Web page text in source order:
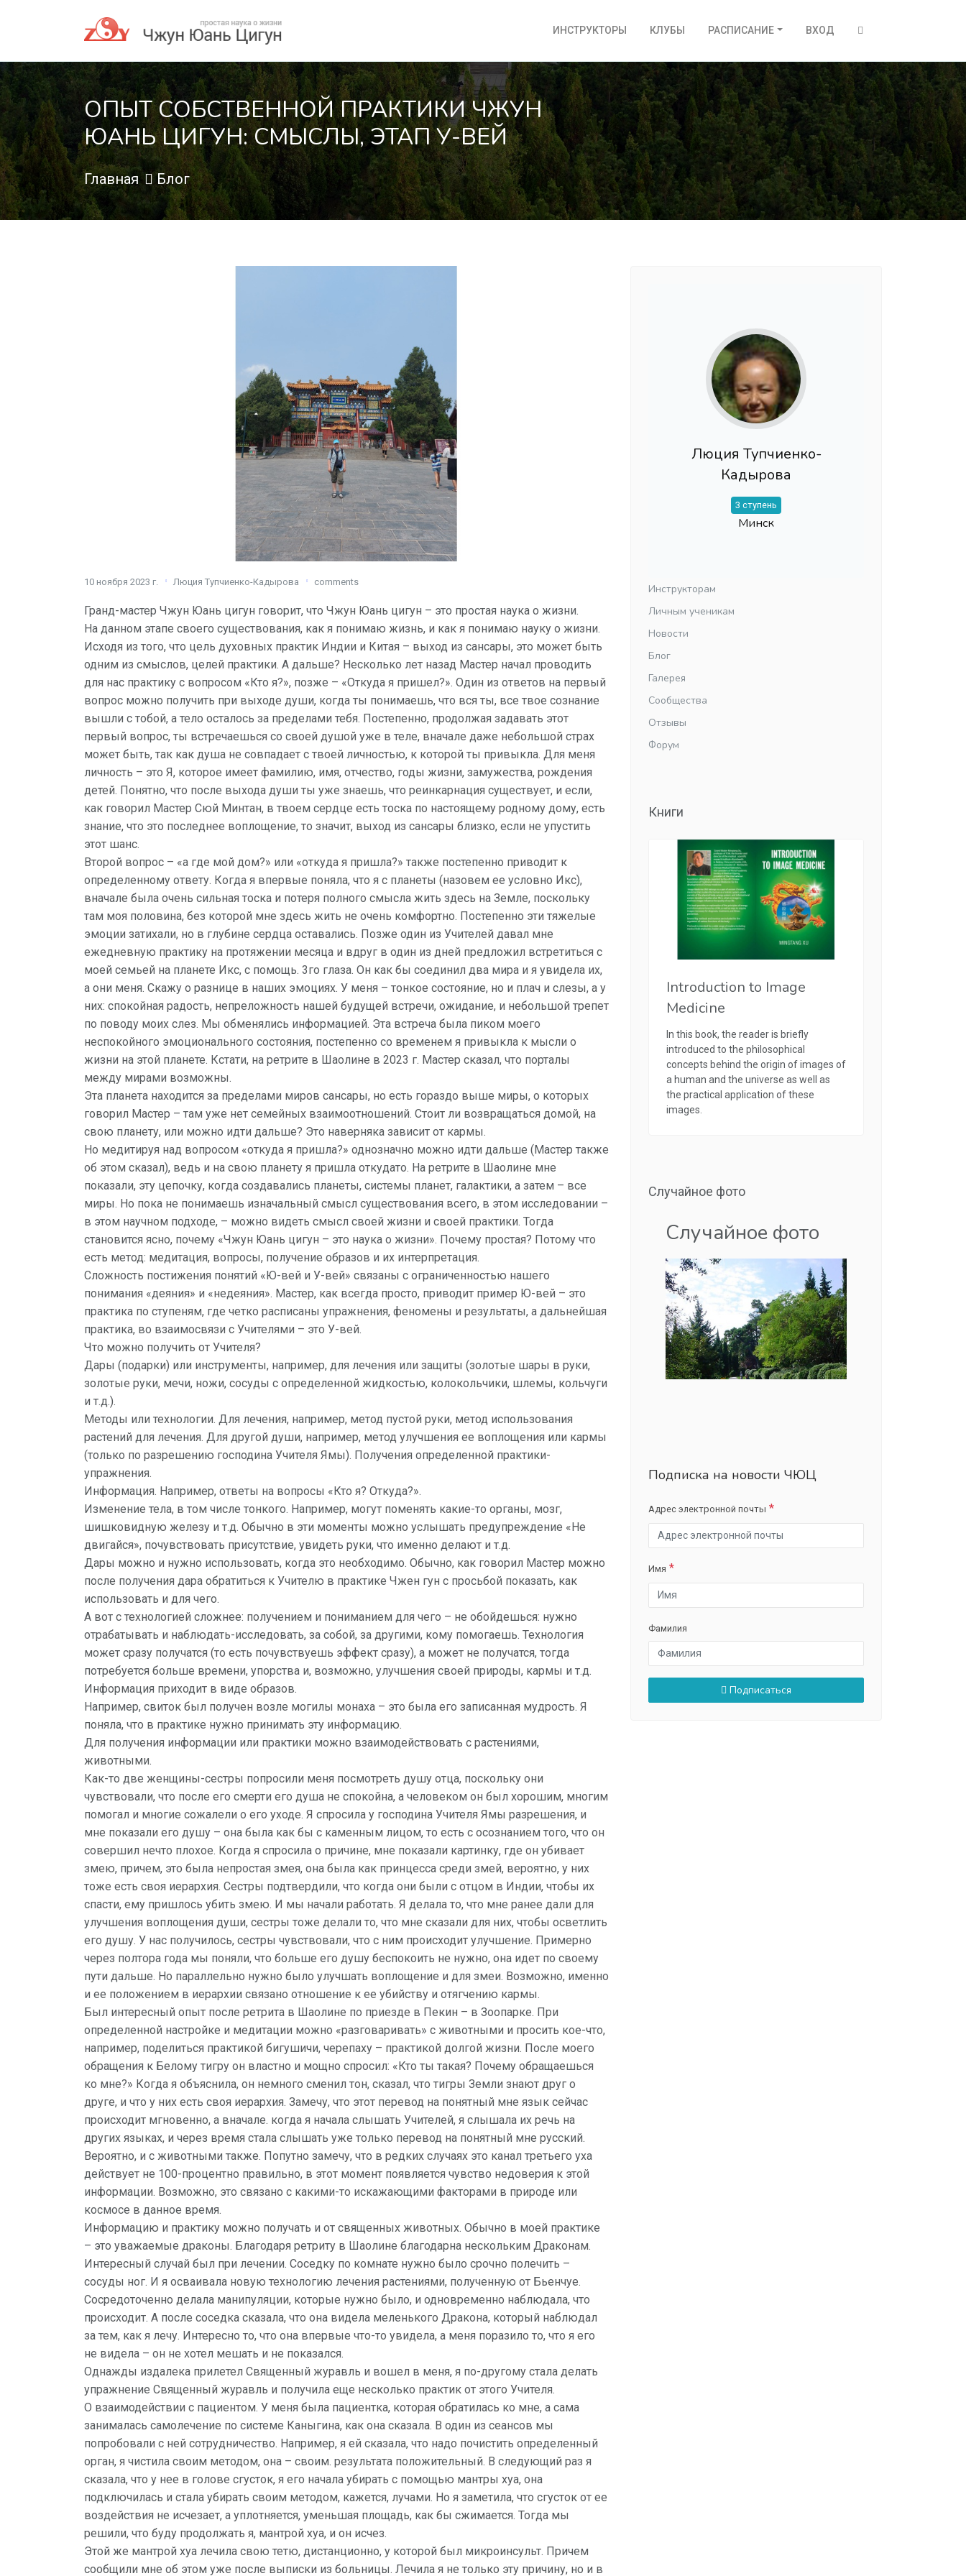
ИНСТРУКТОРЫ КЛУБЫ РАСПИСАНИЕ ВХОД
ОПЫТ СОБСТВЕННОЙ ПРАКТИКИ ЧЖУН
ЮАНЬ ЦИГУН: СМЫСЛЫ, ЭТАП У-ВЕЙ
Главная Блог
10 ноября 2023 г. Люция Тупчиенко-Кадырова comments
Гранд-мастер Чжун Юань цигун говорит, что Чжун Юань цигун – это простая наука о жизни.
На данном этапе своего существования, как я понимаю жизнь, и как я понимаю науку о жизни.
Исходя из того, что цель духовных практик Индии и Китая – выход из сансары, это может быть
одним из смыслов, целей практики. А дальше? Несколько лет назад Мастер начал проводить
для нас практику с вопросом «Кто я?», позже – «Откуда я пришел?». Один из ответов на первый
вопрос можно получить при выходе души, когда ты понимаешь, что вся ты, все твое сознание
вышли с тобой, а тело осталось за пределами тебя. Постепенно, продолжая задавать этот
первый вопрос, ты встречаешься со своей душой уже в теле, вначале даже небольшой страх
может быть, так как душа не совпадает с твоей личностью, к которой ты привыкла. Для меня
личность – это Я, которое имеет фамилию, имя, отчество, годы жизни, замужества, рождения
детей. Понятно, что после выхода души ты уже знаешь, что реинкарнация существует, и если,
как говорил Мастер Сюй Минтан, в твоем сердце есть тоска по настоящему родному дому, есть
знание, что это последнее воплощение, то значит, выход из сансары близко, если не упустить
этот шанс.
Второй вопрос – «а где мой дом?» или «откуда я пришла?» также постепенно приводит к
определенному ответу. Когда я впервые поняла, что я с планеты (назовем ее условно Икс),
вначале была очень сильная тоска и потеря полного смысла жить здесь на Земле, поскольку
там моя половина, без которой мне здесь жить не очень комфортно. Постепенно эти тяжелые
эмоции затихали, но в глубине сердца оставались. Позже один из Учителей давал мне
ежедневную практику на протяжении месяца и вдруг в один из дней предложил встретиться с
моей семьей на планете Икс, с помощь. 3го глаза. Он как бы соединил два мира и я увидела их,
а они меня. Скажу о разнице в наших эмоциях. У меня – тонкое состояние, но и плач и слезы, а у
них: спокойная радость, непреложность нашей будущей встречи, ожидание, и небольшой трепет
по поводу моих слез. Мы обменялись информацией. Эта встреча была пиком моего
неспокойного эмоционального состояния, постепенно со временем я привыкла к мысли о
жизни на этой планете. Кстати, на ретрите в Шаолине в 2023 г. Мастер сказал, что порталы
между мирами возможны.
Эта планета находится за пределами миров сансары, но есть гораздо выше миры, о которых
говорил Мастер – там уже нет семейных взаимоотношений. Стоит ли возвращаться домой, на
свою планету, или можно идти дальше? Это наверняка зависит от кармы.
Но медитируя над вопросом «откуда я пришла?» однозначно можно идти дальше (Мастер также
об этом сказал), ведь и на свою планету я пришла откудато. На ретрите в Шаолине мне
показали, эту цепочку, когда создавались планеты, системы планет, галактики, а затем – все
миры. Но пока не понимаешь изначальный смысл существования всего, в этом исследовании –
в этом научном подходе, – можно видеть смысл своей жизни и своей практики. Тогда
становится ясно, почему «Чжун Юань цигун – это наука о жизни». Почему простая? Потому что
есть метод: медитация, вопросы, получение образов и их интерпретация.
Сложность постижения понятий «Ю-вей и У-вей» связаны с ограниченностью нашего
понимания «деяния» и «недеяния». Мастер, как всегда просто, приводит пример Ю-вей – это
практика по ступеням, где четко расписаны упражнения, феномены и результаты, а дальнейшая
практика, во взаимосвязи с Учителями – это У-вей.
Что можно получить от Учителя?
Дары (подарки) или инструменты, например, для лечения или защиты (золотые шары в руки,
золотые руки, мечи, ножи, сосуды с определенной жидкостью, колокольчики, шлемы, кольчуги
и т.д.).
Методы или технологии. Для лечения, например, метод пустой руки, метод использования
растений для лечения. Для другой души, например, метод улучшения ее воплощения или кармы
(только по разрешению господина Учителя Ямы). Получения определенной практики-
упражнения.
Информация. Например, ответы на вопросы «Кто я? Откуда?».
Изменение тела, в том числе тонкого. Например, могут поменять какие-то органы, мозг,
шишковидную железу и т.д. Обычно в эти моменты можно услышать предупреждение «Не
двигайся», почувствовать присутствие, увидеть руки, что именно делают и т.д.
Дары можно и нужно использовать, когда это необходимо. Обычно, как говорил Мастер можно
после получения дара обратиться к Учителю в практике Чжен гун с просьбой показать, как
использовать и для чего.
А вот с технологией сложнее: получением и пониманием для чего – не обойдешься: нужно
отрабатывать и наблюдать-исследовать, за собой, за другими, кому помогаешь. Технология
может сразу получатся (то есть почувствуешь эффект сразу), а может не получатся, тогда
потребуется больше времени, упорства и, возможно, улучшения своей природы, кармы и т.д.
Информация приходит в виде образов.
Например, свиток был получен возле могилы монаха – это была его записанная мудрость. Я
поняла, что в практике нужно принимать эту информацию.
Для получения информации или практики можно взаимодействовать с растениями,
животными.
Как-то две женщины-сестры попросили меня посмотреть душу отца, поскольку они
чувствовали, что после его смерти его душа не спокойна, а человеком он был хорошим, многим
помогал и многие сожалели о его уходе. Я спросила у господина Учителя Ямы разрешения, и
мне показали его душу – она была как бы с каменным лицом, то есть с осознанием того, что он
совершил нечто плохое. Когда я спросила о причине, мне показали картинку, где он убивает
змею, причем, это была непростая змея, она была как принцесса среди змей, вероятно, у них
тоже есть своя иерархия. Сестры подтвердили, что когда они были с отцом в Индии, чтобы их
спасти, ему пришлось убить змею. И мы начали работать. Я делала то, что мне ранее дали для
улучшения воплощения души, сестры тоже делали то, что мне сказали для них, чтобы осветлить
его душу. У нас получилось, сестры чувствовали, что с ним происходит улучшение. Примерно
через полтора года мы поняли, что больше его душу беспокоить не нужно, она идет по своему
пути дальше. Но параллельно нужно было улучшать воплощение и для змеи. Возможно, именно
и ее положением в иерархии связано отношение к ее убийству и отягчению кармы.
Был интересный опыт после ретрита в Шаолине по приезде в Пекин – в Зоопарке. При
определенной настройке и медитации можно «разговаривать» с животными и просить кое-что,
например, поделиться практикой бигушичи, черепаху – практикой долгой жизни. После моего
обращения к Белому тигру он властно и мощно спросил: «Кто ты такая? Почему обращаешься
ко мне?» Когда я объяснила, он немного сменил тон, сказал, что тигры Земли знают друг о
друге, и что у них есть своя иерархия. Замечу, что этот перевод на понятный мне язык сейчас
происходит мгновенно, а вначале. когда я начала слышать Учителей, я слышала их речь на
других языках, и через время стала слышать уже только перевод на понятный мне русский.
Вероятно, и с животными также. Попутно замечу, что в редких случаях это канал третьего уха
действует не 100-процентно правильно, в этот момент появляется чувство недоверия к этой
информации. Возможно, это связано с какими-то искажающими факторами в природе или
космосе в данное время.
Информацию и практику можно получать и от священных животных. Обычно в моей практике
– это уважаемые драконы. Благодаря ретриту в Шаолине благодарна нескольким Драконам.
Интересный случай был при лечении. Соседку по комнате нужно было срочно полечить –
сосуды ног. И я осваивала новую технологию лечения растениями, полученную от Бьенчуе.
Сосредоточенно делала манипуляции, которые нужно было, и одновременно наблюдала, что
происходит. А после соседка сказала, что она видела меленького Дракона, который наблюдал
за тем, как я лечу. Интересно то, что она впервые что-то увидела, а меня поразило то, что я его
не видела – он не хотел мешать и не показался.
Однажды издалека прилетел Священный журавль и вошел в меня, я по-другому стала делать
упражнение Священный журавль и получила еще несколько практик от этого Учителя.
О взаимодействии с пациентом. У меня была пациентка, которая обратилась ко мне, а сама
занималась самолечение по системе Каныгина, как она сказала. В один из сеансов мы
попробовали с ней сотрудничество. Например, я ей сказала, что надо почистить определенный
орган, я чистила своим методом, она – своим. результата положительный. В следующий раз я
сказала, что у нее в голове сгусток, я его начала убирать с помощью мантры хуа, она
подключилась и стала убирать своим методом, кажется, лучами. Но я заметила, что сгусток от ее
воздействия не исчезает, а уплотняется, уменьшая площадь, как бы сжимается. Тогда мы
решили, что буду продолжать я, мантрой хуа, и он исчез.
Этой же мантрой хуа лечила свою тетю, дистанционно, у которой был микроинсульт. Причем
сообщили мне об этом уже после выписки из больницы. Лечила я не только эту причину, но и в
Люция Тупчиенко-
Кадырова
3 ступень
Минск
Инструкторам
Личным ученикам
Новости
Блог
Галерея
Сообщества
Отзывы
Форум
Книги
Introduction to Image
Medicine
In this book, the reader is briefly
introduced to the philosophical
concepts behind the origin of images of
a human and the universe as well as
the practical application of these
images.
Случайное фото
Случайное фото
Подписка на новости ЧЮЦ
Адрес электронной почты
Имя
Фамилия
Подписаться